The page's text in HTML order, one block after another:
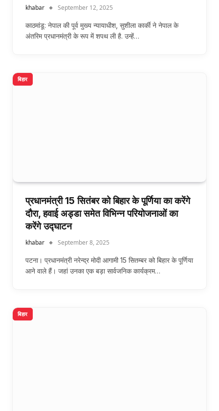
khabar September 12, 2025
काठमांडू: नेपाल की पूर्व मुख्य न्यायाधीश, सुशीला कार्की ने नेपाल के
अंतरिम प्रधानमंत्री के रूप में शपथ ली है. उन्हें…
बिहार
प्रधानमंत्री 15 सितंबर को बिहार के पूर्णिया का करेंगे
दौरा, हवाई अड्डा समेत विभिन्न परियोजनाओं का
करेंगे उद्घाटन
khabar September 8, 2025
पटना। प्रधानमंत्री नरेन्द्र मोदी आगामी 15 सितम्बर को बिहार के पूर्णिया
आने वाले हैं। जहां उनका एक बड़ा सार्वजनिक कार्यक्रम…
बिहार